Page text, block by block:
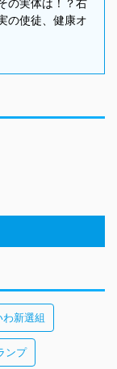
の実体は！？右
の使徒、健康オ
わ新選組
ンプ